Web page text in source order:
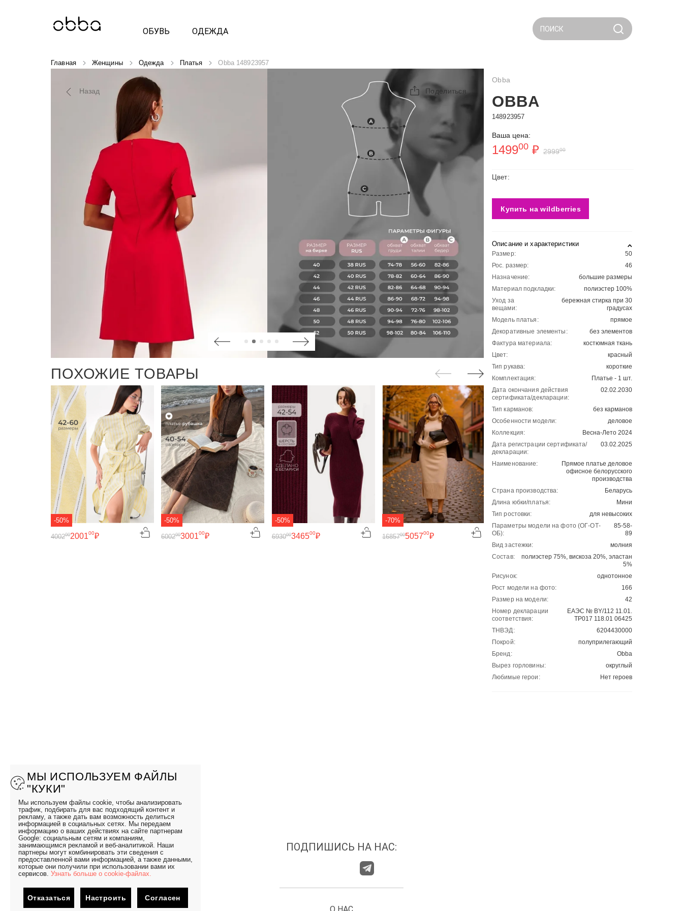
ОБУВЬ ОДЕЖДА ПОИСК
Главная Женщины Одежда Платья Obba 148923957
Назад Поделиться
ПОХОЖИЕ ТОВАРЫ
-50%
200100₽
400200
-50%
300100₽
600200
-50%
346500₽
693000
-70%
505700₽
1685700 4242 2001
Obba
OBBA
148923957
Ваша цена:
149900 ₽ 299900
Цвет:
Купить на wildberries
Описание и характеристики
Размер:
50
Рос. размер:
46
Назначение:
большие размеры
Материал подкладки:
полиэстер 100%
Уход за
вещами:
бережная стирка при 30
градусах
Модель платья:
прямое
Декоративные элементы:
без элементов
Фактура материала:
костюмная ткань
Цвет:
красный
Тип рукава:
короткие
Комплектация:
Платье - 1 шт.
Дата окончания действия
сертификата/декларации:
02.02.2030
Тип карманов:
без карманов
Особенности модели:
деловое
Коллекция:
Весна-Лето 2024
Дата регистрации сертификата/
декларации:
03.02.2025
Наименование:
Прямое платье деловое
офисное белорусского
производства
Страна производства:
Беларусь
Длина юбки/платья:
Мини
Тип ростовки:
для невысоких
Параметры модели на фото (ОГ-ОТ-
ОБ):
85-58-
89
Вид застежки:
молния
Состав:
полиэстер 75%, вискоза 20%, эластан
5%
Рисунок:
однотонное
Рост модели на фото:
166
Размер на модели:
42
Номер декларации
соответствия:
ЕАЭС № BY/112 11.01.
ТР017 118.01 06425
ТНВЭД:
6204430000
Покрой:
полуприлегающий
Бренд:
Obba
Вырез горловины:
округлый
Любимые герои:
Нет героев
ПОДПИШИСЬ НА НАС:
МЫ ИСПОЛЬЗУЕМ ФАЙЛЫ
"КУКИ"
Мы используем файлы cookie, чтобы анализировать
трафик, подбирать для вас подходящий контент и
рекламу, а также дать вам возможность делиться
информацией в социальных сетях. Мы передаем
информацию о ваших действиях на сайте партнерам
Google: социальным сетям и компаниям,
занимающимся рекламой и веб-аналитикой. Наши
партнеры могут комбинировать эти сведения с
предоставленной вами информацией, а также данными,
которые они получили при использовании вами их
сервисов. Узнать больше о cookie-файлах.
Отказаться Настроить Согласен